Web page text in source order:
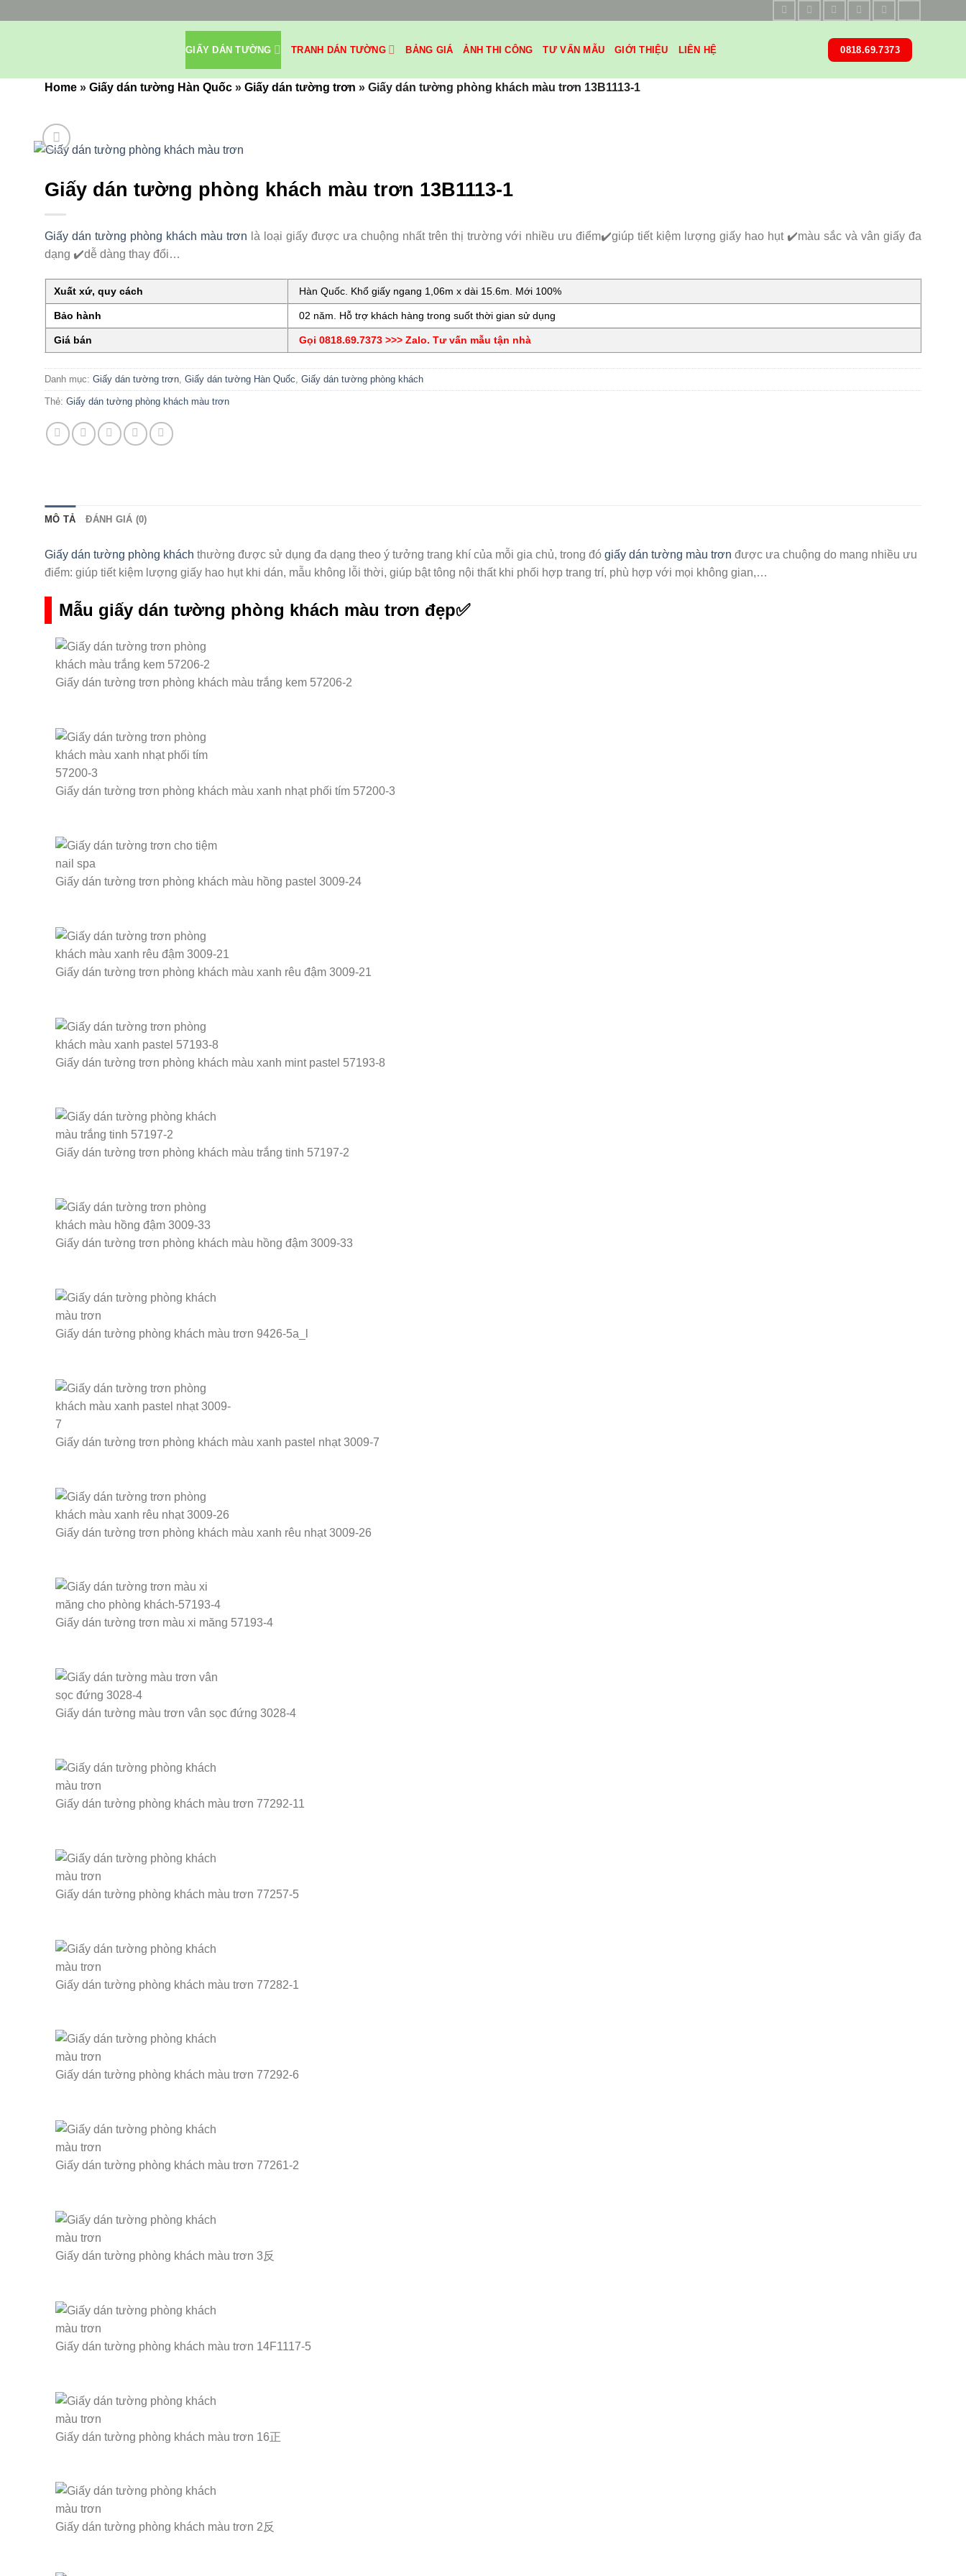
GIẤY DÁN TƯỜNG TRANH DÁN TƯỜNG BẢNG GIÁ ẢNH THI CÔNG TƯ VẤN MẪU GIỚI THIỆU LIÊN HỆ 0818.69.7373
Home » Giấy dán tường Hàn Quốc » Giấy dán tường trơn » Giấy dán tường phòng khách màu trơn 13B1113-1
Giấy dán tường phòng khách màu trơn 13B1113-1
Giấy dán tường phòng khách màu trơn là loại giấy được ưa chuộng nhất trên thị trường với nhiều ưu điểm✔️giúp tiết kiệm lượng giấy hao hụt ✔️màu sắc và vân giấy đa
dạng ✔️dễ dàng thay đổi…
Xuất xứ, quy cách Hàn Quốc. Khổ giấy ngang 1,06m x dài 15.6m. Mới 100%
Bảo hành 02 năm. Hỗ trợ khách hàng trong suốt thời gian sử dụng
Giá bán Gọi 0818.69.7373 >>> Zalo. Tư vấn mẫu tận nhà
Danh mục: Giấy dán tường trơn Giấy dán tường Hàn Quốc Giấy dán tường phòng khách
Thẻ: Giấy dán tường phòng khách màu trơn
MÔ TẢ ĐÁNH GIÁ (0)
Giấy dán tường phòng khách thường được sử dụng đa dạng theo ý tưởng trang khí của mỗi gia chủ, trong đó giấy dán tường màu trơn được ưa chuộng do mang nhiều ưu
điểm: giúp tiết kiệm lượng giấy hao hụt khi dán, mẫu không lỗi thời, giúp bật tông nội thất khi phối hợp trang trí, phù hợp với mọi không gian,…
Mẫu giấy dán tường phòng khách màu trơn đẹp✅
Giấy dán tường trơn phòng khách màu trắng kem 57206-2
Giấy dán tường trơn phòng khách màu xanh nhạt phối tím 57200-3
Giấy dán tường trơn phòng khách màu hồng pastel 3009-24
Giấy dán tường trơn phòng khách màu xanh rêu đậm 3009-21
Giấy dán tường trơn phòng khách màu xanh mint pastel 57193-8
Giấy dán tường trơn phòng khách màu trắng tinh 57197-2
Giấy dán tường trơn phòng khách màu hồng đậm 3009-33
Giấy dán tường phòng khách màu trơn 9426-5a_l
Giấy dán tường trơn phòng khách màu xanh pastel nhạt 3009-7
Giấy dán tường trơn phòng khách màu xanh rêu nhạt 3009-26
Giấy dán tường trơn màu xi măng 57193-4
Giấy dán tường màu trơn vân sọc đứng 3028-4
Giấy dán tường phòng khách màu trơn 77292-11
Giấy dán tường phòng khách màu trơn 77257-5
Giấy dán tường phòng khách màu trơn 77282-1
Giấy dán tường phòng khách màu trơn 77292-6
Giấy dán tường phòng khách màu trơn 77261-2
Giấy dán tường phòng khách màu trơn 3反
Giấy dán tường phòng khách màu trơn 14F1117-5
Giấy dán tường phòng khách màu trơn 16正
Giấy dán tường phòng khách màu trơn 2反